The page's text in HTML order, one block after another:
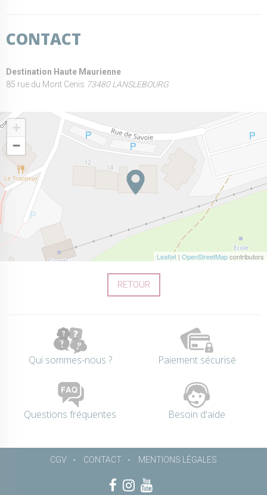
CONTACT
Destination Haute Maurienne
85 rue du Mont Cenis 73480 LANSLEBOURG
+
−
Leaflet | OpenStreetMapcontributors
RETOUR
Qui sommes-nous ? Paiement sécurisé
Questions fréquentes Besoin d'aide
CGV CONTACT MENTIONS LÉGALES